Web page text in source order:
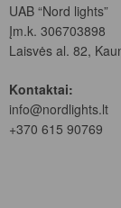
UAB “Nord lights”
Įm.k. 306703898
Laisvės al. 82,
Kontaktai:
info@nordlights.lt
+370 615 90769